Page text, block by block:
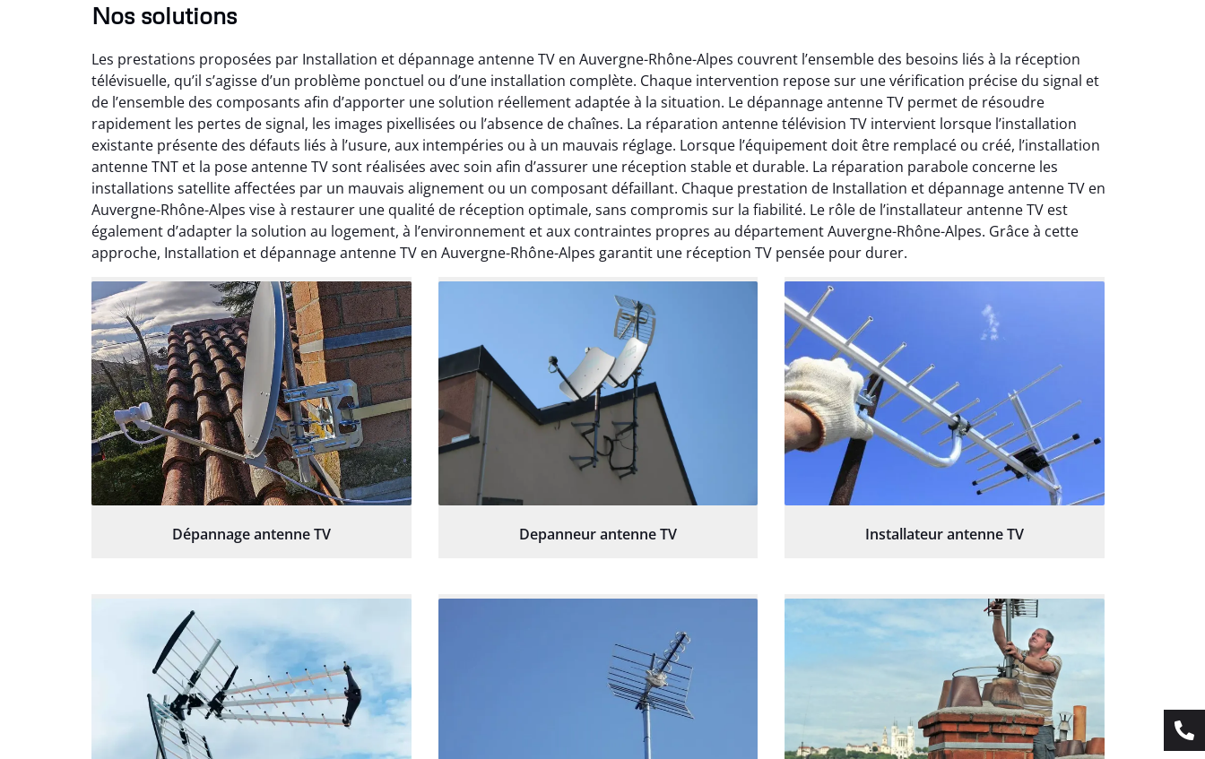
Nos solutions
Les prestations proposées par Installation et dépannage antenne TV en Auvergne-Rhône-Alpes couvrent l’ensemble des besoins liés à la réception
télévisuelle, qu’il s’agisse d’un problème ponctuel ou d’une installation complète. Chaque intervention repose sur une vérification précise du signal et
de l’ensemble des composants afin d’apporter une solution réellement adaptée à la situation. Le dépannage antenne TV permet de résoudre
rapidement les pertes de signal, les images pixellisées ou l’absence de chaînes. La réparation antenne télévision TV intervient lorsque l’installation
existante présente des défauts liés à l’usure, aux intempéries ou à un mauvais réglage. Lorsque l’équipement doit être remplacé ou créé, l’installation
antenne TNT et la pose antenne TV sont réalisées avec soin afin d’assurer une réception stable et durable. La réparation parabole concerne les
installations satellite affectées par un mauvais alignement ou un composant défaillant. Chaque prestation de Installation et dépannage antenne TV en
Auvergne-Rhône-Alpes vise à restaurer une qualité de réception optimale, sans compromis sur la fiabilité. Le rôle de l’installateur antenne TV est
également d’adapter la solution au logement, à l’environnement et aux contraintes propres au département Auvergne-Rhône-Alpes. Grâce à cette
approche, Installation et dépannage antenne TV en Auvergne-Rhône-Alpes garantit une réception TV pensée pour durer.
Dépannage antenne TV Depanneur antenne TV Installateur antenne TV